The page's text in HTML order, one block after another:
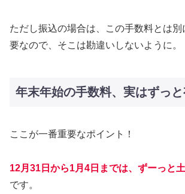
ただし振込の場合は、この手数料とは
要なので、そこは勘違いしないように。
年末年始の手数料、実はずっ
ここが一番重要なポイント！
12月31日から1月4日までは、ずーっと
です。